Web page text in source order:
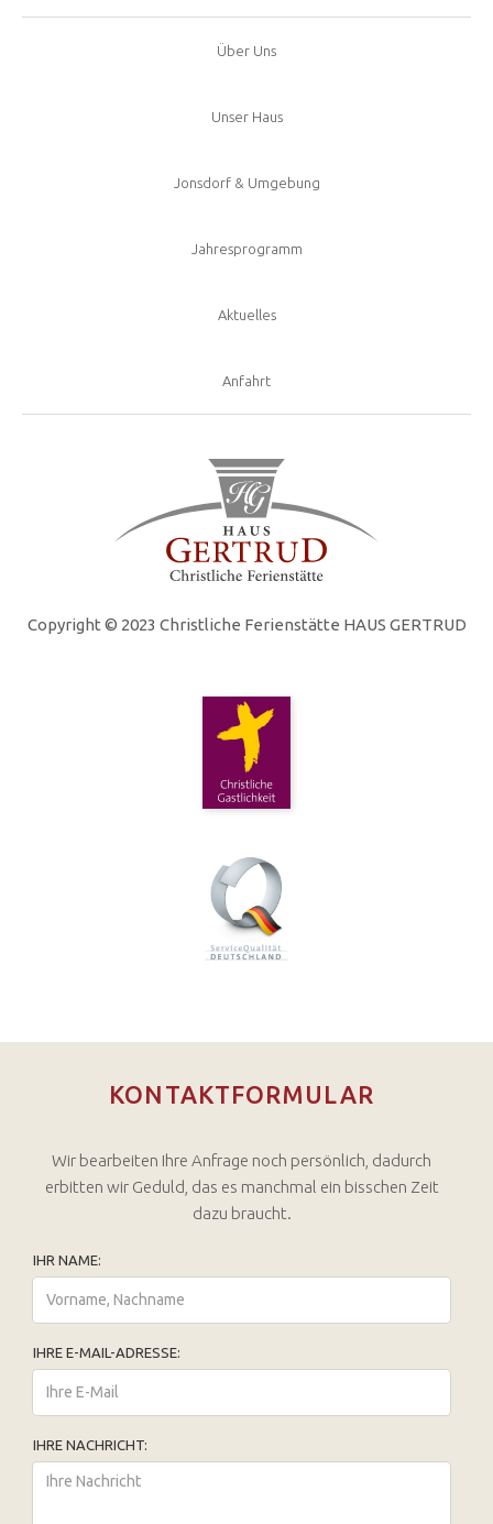
Über Uns
Unser Haus
Jonsdorf & Umgebung
Jahresprogramm
Aktuelles
Anfahrt
Copyright © 2023 Christliche Ferienstätte HAUS GERTRUD
KONTAKTFORMULAR
Wir bearbeiten Ihre Anfrage noch persönlich, dadurch
erbitten wir Geduld, das es manchmal ein bisschen Zeit
dazu braucht.
IHR NAME:
IHRE E-MAIL-ADRESSE:
IHRE NACHRICHT: